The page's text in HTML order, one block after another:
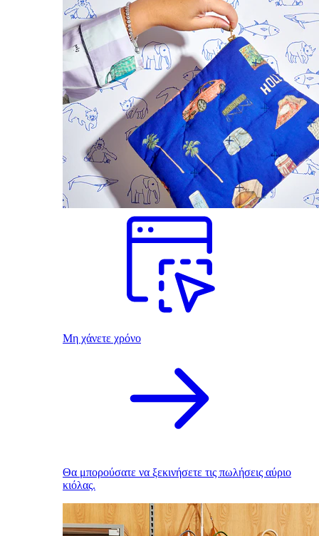
Μη χάνετε χρόνο
Θα μπορούσατε να ξεκινήσετε τις πωλήσεις αύριο
κιόλας.